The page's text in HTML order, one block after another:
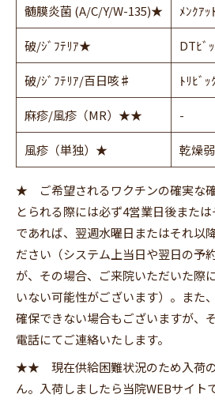
髄膜炎菌 (A/C/Y/W-135)★ ﾒﾝｸｱｯ
破/ｼﾞﾌﾃﾘｱ★ DTﾋﾞ
破/ｼﾞﾌﾃﾘｱ/百日咳♯ ﾄﾘﾋﾞｯ
麻疹/風疹（MR）★★ -
風疹（単独）★ 乾燥
★ ご希望されるワクチンの確実な
とられる際には必ず4営業日後また
であれば、翌週水曜日またはそれ以
ださい（システム上当日や翌日の予
が、その場合、ご来院いただいた際
いない可能性がございます）。また
確保できない場合もございますが、
電話にてご連絡いたします。
★★ 現在供給困難状況のため入荷の
ん。入荷しましたら当院WEBサイト